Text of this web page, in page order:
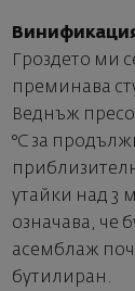
Гроздето ми
преминава
Веднъж
°C за
утайки над 3
означава, че
асемблаж
бутилиран.